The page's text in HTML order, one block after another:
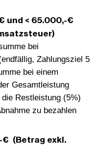
und < 65.000,-€
bei
Zahlungsziel 5
bei einem
Gesamtleistung
Restleistung (5%)
zu bezahlen
€ (Betrag exkl.